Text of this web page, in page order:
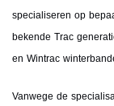
specialiseren op
bekende Trac
en Wintrac
Vanwege de